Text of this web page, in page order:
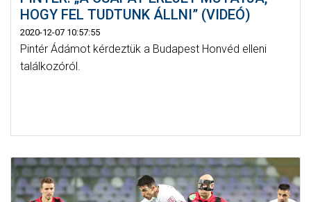
HOGY FEL TUDTUNK ÁLLNI” (VIDEÓ)
2020-12-07 10:57:55
Pintér Ádámot kérdeztük a Budapest Honvéd elleni
találkozóról.